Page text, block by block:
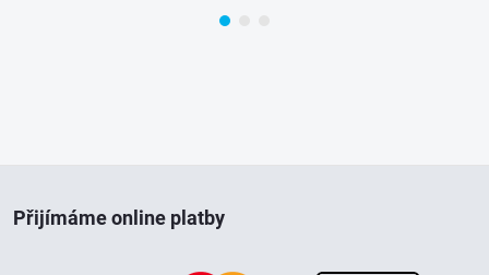
Přijímáme online platby